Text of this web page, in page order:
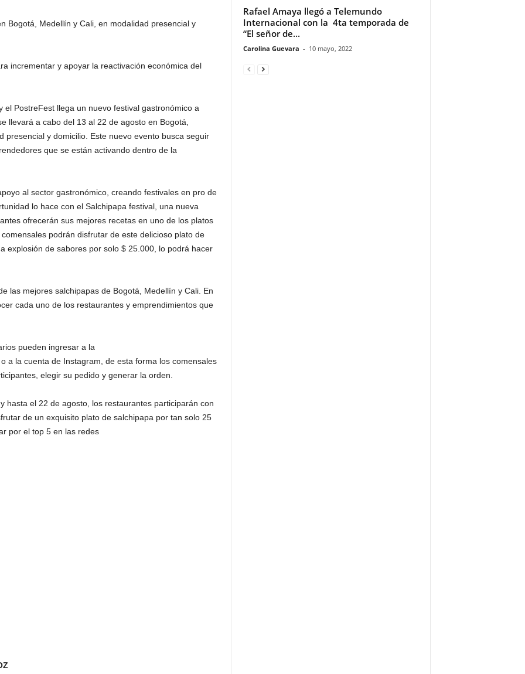
Bogotá, Medellín y Cali, en modalidad presencial y
incrementar y apoyar la reactivación económica del
PostreFest llega un nuevo festival gastronómico a
llevará a cabo del 13 al 22 de agosto en Bogotá,
presencial y domicilio. Este nuevo evento busca seguir
que se están activando dentro de la
al sector gastronómico, creando festivales en pro de
lo hace con el Salchipapa festival, una nueva
ofrecerán sus mejores recetas en uno de los platos
podrán disfrutar de este delicioso plato de
explosión de sabores por solo $ 25.000, lo podrá hacer
las mejores salchipapas de Bogotá, Medellín y Cali. En
cada uno de los restaurantes y emprendimientos que
pueden ingresar a la
o a la cuenta de Instagram, de esta forma los comensales
elegir su pedido y generar la orden.
hasta el 22 de agosto, los restaurantes participarán con
de un exquisito plato de salchipapa por tan solo 25
por el top 5 en las redes
Rafael Amaya llegó a Telemundo
Internacional con la 4ta temporada de
“El señor de...
Carolina Guevara - 10 mayo, 2022